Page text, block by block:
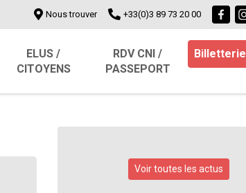
Nous trouver +33(0)3 89 73 20 00
ELUS /
CITOYENS
RDV CNI /
PASSEPORT
Billetterie
Voir toutes les actus